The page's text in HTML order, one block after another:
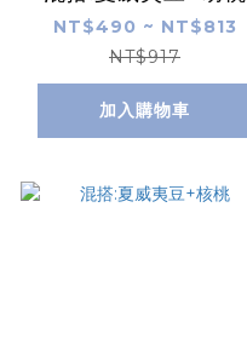
NT$490 ~ NT$813
NT$917
加入購物車